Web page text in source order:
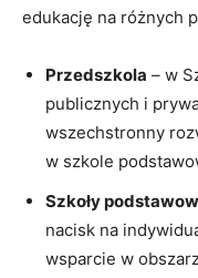
edukację na różnych
Przedszkola – w
publicznych i
wszechstronny
w szkole
Szkoły
nacisk na
wsparcie w